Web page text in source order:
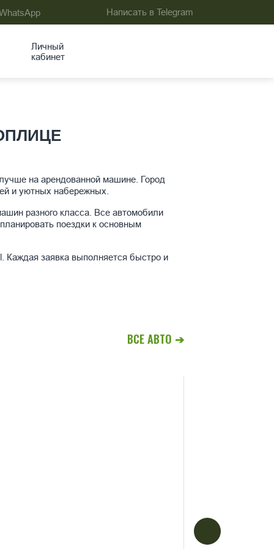
Написать в Telegram
Личный
кабинет
на арендованной машине. Город
и уютных набережных.
разного класса. Все автомобили
поездки к основным
Каждая заявка выполняется быстро и
ВСЕ АВТО ➔
Ford